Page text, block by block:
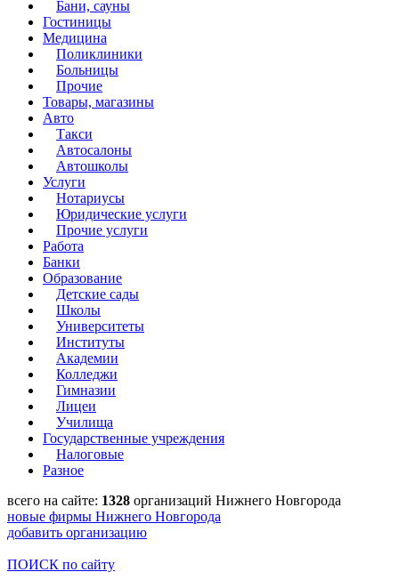
Бани, сауны
Гостиницы
Медицина
Поликлиники
Больницы
Прочие
Товары, магазины
Авто
Такси
Автосалоны
Автошколы
Услуги
Нотариусы
Юридические услуги
Прочие услуги
Работа
Банки
Образование
Детские сады
Школы
Университеты
Институты
Академии
Колледжи
Гимназии
Лицеи
Училища
Государственные учреждения
Налоговые
Разное
всего на сайте: 1328 организаций Нижнего Новгорода
новые фирмы Нижнего Новгорода
добавить организацию
ПОИСК по сайту